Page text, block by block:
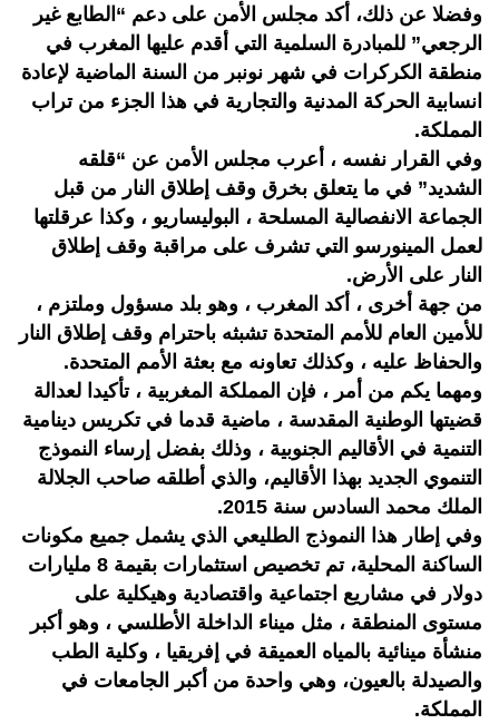
وفضلا عن ذلك، أكد مجلس الأمن على دعم “الطابع غير
الرجعي” للمبادرة السلمية التي أقدم عليها المغرب في
منطقة الكركرات في شهر نونبر من السنة الماضية لإعادة
انسابية الحركة المدنية والتجارية في هذا الجزء من تراب
المملكة.
وفي القرار نفسه ، أعرب مجلس الأمن عن “قلقه
الشديد” في ما يتعلق بخرق وقف إطلاق النار من قبل
الجماعة الانفصالية المسلحة ، البوليساريو ، وكذا عرقلتها
لعمل المينورسو التي تشرف على مراقبة وقف إطلاق
النار على الأرض.
من جهة أخرى ، أكد المغرب ، وهو بلد مسؤول وملتزم ،
للأمين العام للأمم المتحدة تشبثه باحترام وقف إطلاق النار
والحفاظ عليه ، وكذلك تعاونه مع بعثة الأمم المتحدة.
ومهما يكم من أمر ، فإن المملكة المغربية ، تأكيدا لعدالة
قضيتها الوطنية المقدسة ، ماضية قدما في تكريس دينامية
التنمية في الأقاليم الجنوبية ، وذلك بفضل إرساء النموذج
التنموي الجديد بهذا الأقاليم، والذي أطلقه صاحب الجلالة
الملك محمد السادس سنة 2015.
وفي إطار هذا النموذج الطليعي الذي يشمل جميع مكونات
الساكنة المحلية، تم تخصيص استثمارات بقيمة 8 مليارات
دولار في مشاريع اجتماعية واقتصادية وهيكلية على
مستوى المنطقة ، مثل ميناء الداخلة الأطلسي ، وهو أكبر
منشأة مينائية بالمياه العميقة في إفريقيا ، وكلية الطب
والصيدلة بالعيون، وهي واحدة من أكبر الجامعات في
المملكة.